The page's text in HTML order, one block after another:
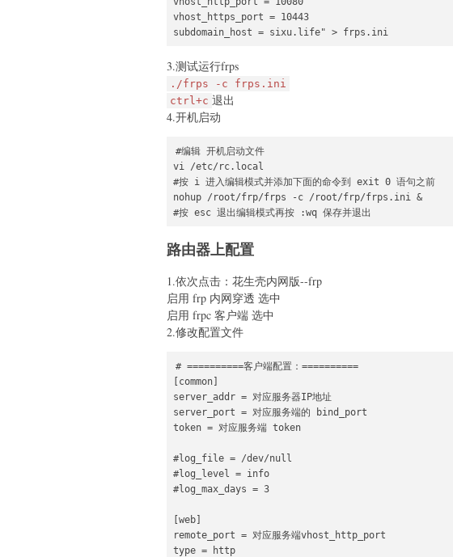
vhost_https_port = 10443
subdomain_host = sixu.life" > frps.ini
3.测试运行frps
./frps -c frps.ini
ctrl+c 退出
4.开机启动
#编辑 开机启动文件
vi /etc/rc.local
#按 i 进入编辑模式并添加下面的命令到 exit 0 语句之前
nohup /root/frp/frps -c /root/frp/frps.ini &
#按 esc 退出编辑模式再按 :wq 保存并退出
路由器上配置
1.依次点击：花生壳内网版--frp
启用 frp 内网穿透 选中
启用 frpc 客户端 选中
2.修改配置文件
# ==========客户端配置：==========
[common]
server_addr = 对应服务器IP地址
server_port = 对应服务端的 bind_port
token = 对应服务端 token
#log_file = /dev/null
#log_level = info
#log_max_days = 3
[web]
remote_port = 对应服务端vhost_http_port
type = http